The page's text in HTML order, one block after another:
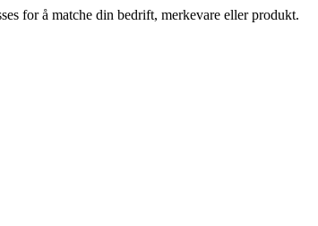
for å matche din bedrift, merkevare eller produkt.